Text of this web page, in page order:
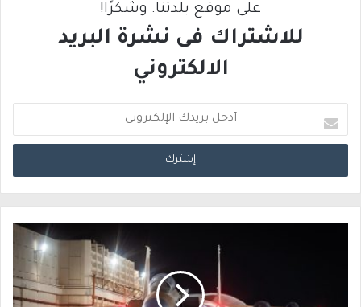
على موقع بلدتنا. وشكرًا!
للاشتراك فى نشرة البريد
الالكتروني
د
خ